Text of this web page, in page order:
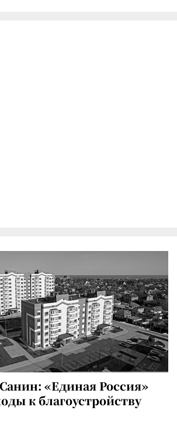
«Единая Россия»
к благоустройству